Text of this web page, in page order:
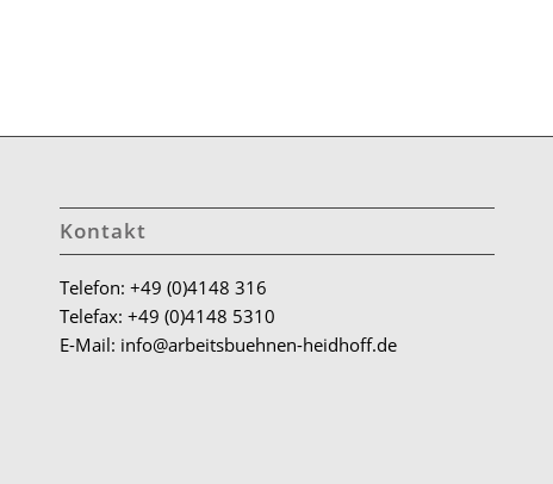
Kontakt
Telefon: +49 (0)4148 316
Telefax: +49 (0)4148 5310
E-Mail: info@arbeitsbuehnen-heidhoff.de